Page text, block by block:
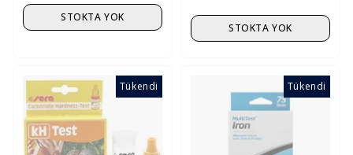
STOKTA YOK
STOKTA YOK
Tükendi Tükendi